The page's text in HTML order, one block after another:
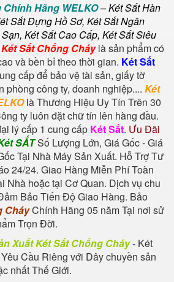
Hãng WELKO–Két Sắt Hàn
Sắt Đựng Hồ Sơ, Két Sắt Ngân
, Két Sắt Cao Cấp, Két Sắt Siêu
Két Sắt Chống Cháylà sản phẩm có
và bền bỉ theo thời gian. Két Sắt
cấp để bảo vệ tài sản, giấy tờ
phòng công ty, doanh nghiệp.... Két
là Thương Hiệu Uy Tín Trên 30
ty luôn đặt chữ tín lên hàng đầu.
lý cấp 1 cung cấp Két Sắt. Ưu Đãi
SẮTSố Lượng Lớn, Giá Gốc - Giá
Tại Nhà Máy Sản Xuất. Hỗ Trợ Tư
24/24. Giao Hàng Miễn Phí Toàn
Nhà hoặc tại Cơ Quan. Dịch vụ chu
Bảo Tiến Độ Giao Hàng. Bảo
CháyChính Hãng 05 năm Tại nơi sử
Trọn Đời.
Xuất Két Sắt Chống Cháy- Két
Cầu Riêng với Dây chuyền sản
nhất Thế Giới.